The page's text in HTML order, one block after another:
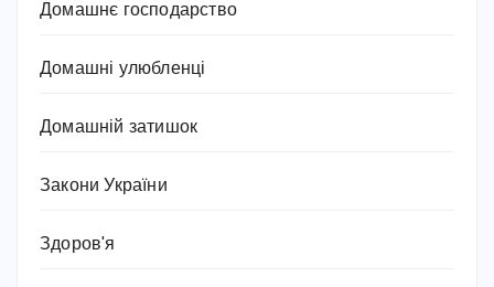
Домашнє господарство
Домашні улюбленці
Домашній затишок
Закони України
Здоров'я